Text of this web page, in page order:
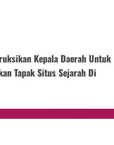
Kepala Daerah Untuk
Tapak Situs Sejarah Di